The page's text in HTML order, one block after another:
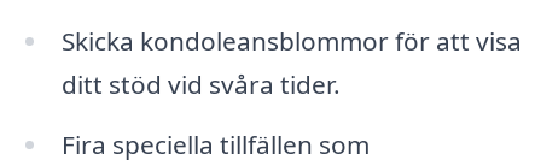
Skicka kondoleansblommor för att visa
ditt stöd vid svåra tider.
Fira speciella tillfällen som